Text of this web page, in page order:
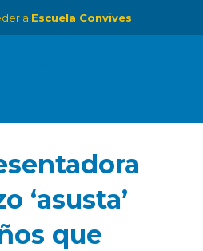
a Escuela Convives
‘asusta’
que